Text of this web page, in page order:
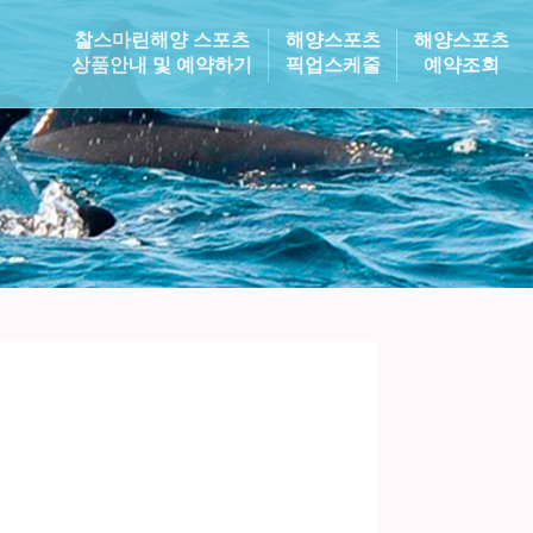
찰스마린해양 스포츠
상품안내 및 예약하기
해양스포츠
픽업스케줄
해양스포츠
예약조회